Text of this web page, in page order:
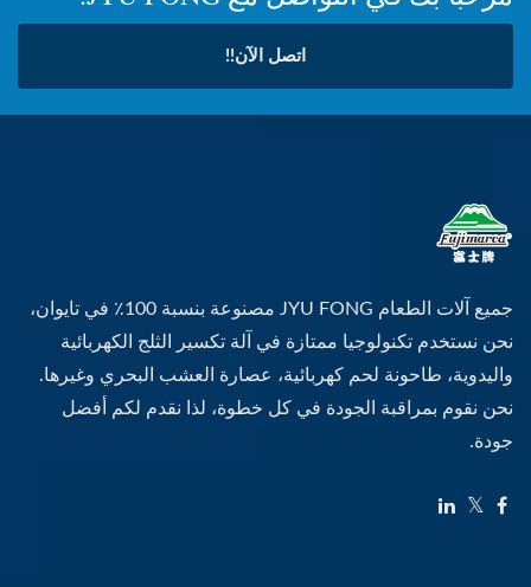
اتصل الآن!!
جميع آلات الطعام JYU FONG مصنوعة بنسبة 100٪ في تايوان،
نحن نستخدم تكنولوجيا ممتازة في آلة تكسير الثلج الكهربائية
واليدوية، طاحونة لحم كهربائية، عصارة العشب البحري وغيرها.
نحن نقوم بمراقبة الجودة في كل خطوة، لذا نقدم لكم أفضل
جودة.